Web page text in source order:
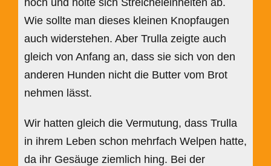
Wie sollte man dieses kleinen Knopfaugen
auch widerstehen. Aber Trulla zeigte auch
gleich von Anfang an, dass sie sich von den
anderen Hunden nicht die Butter vom Brot
nehmen lässt.
Wir hatten gleich die Vermutung, dass Trulla
in ihrem Leben schon mehrfach Welpen hatte,
da ihr Gesäuge ziemlich hing. Bei der